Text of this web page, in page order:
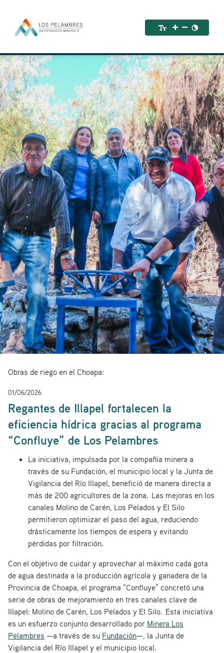
Obras de riego en el Choapa:
01/06/2026
Regantes de Illapel fortalecen la
eficiencia hídrica gracias al programa
“Confluye” de Los Pelambres
La iniciativa, impulsada por la compañía minera a
través de su Fundación, el municipio local y la Junta de
Vigilancia del Río Illapel, benefició de manera directa a
más de 200 agricultores de la zona. Las mejoras en los
canales Molino de Carén, Los Pelados y El Silo
permitieron optimizar el paso del agua, reduciendo
drásticamente los tiempos de espera y evitando
pérdidas por filtración.
Con el objetivo de cuidar y aprovechar al máximo cada gota
de agua destinada a la producción agrícola y ganadera de la
Provincia de Choapa, el programa “Confluye” concretó una
serie de obras de mejoramiento en tres canales clave de
Illapel: Molino de Carén, Los Pelados y El Silo. Esta iniciativa
es un esfuerzo conjunto desarrollado por Minera Los
Pelambres —a través de su Fundación—, la Junta de
Vigilancia del Río Illapel y el municipio local.